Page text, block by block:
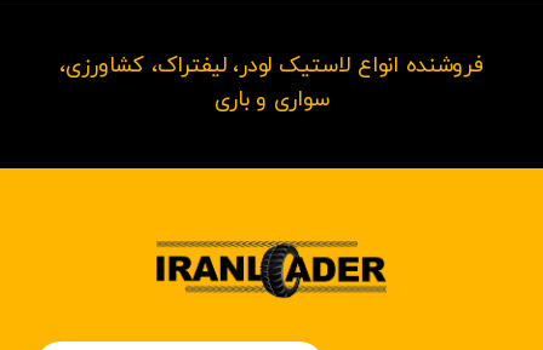
فروشنده انواع لاستیک لودر، لیفتراک، کشاورزی،
سواری و باری